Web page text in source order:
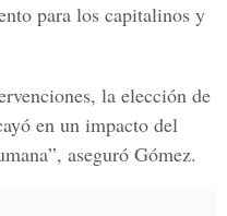
para los capitalinos y
la elección de
en un impacto del
aseguró Gómez.